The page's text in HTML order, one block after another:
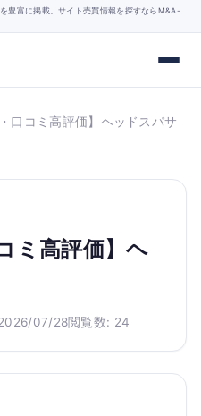
豊富に掲載。サイト売買情報を探すならM&A-
口コミ高評価】ヘッドスパサ
ミ高評価】ヘ
07/28閲覧数: 24